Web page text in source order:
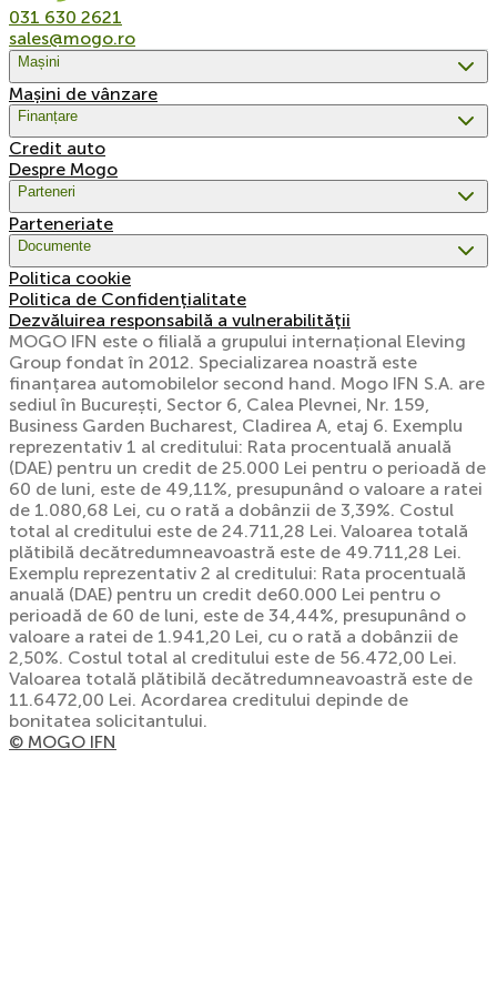
031 630 2621
sales@mogo.ro
Mașini
Mașini de vânzare
Finanțare
Credit auto
Despre Mogo
Parteneri
Parteneriate
Documente
Politica cookie
Politica de Confidențialitate
Dezvăluirea responsabilă a vulnerabilității
MOGO IFN este o filială a grupului internațional Eleving
Group fondat în 2012. Specializarea noastră este
finanțarea automobilelor second hand. Mogo IFN S.A. are
sediul în București, Sector 6, Calea Plevnei, Nr. 159,
Business Garden Bucharest, Cladirea A, etaj 6. Exemplu
reprezentativ 1 al creditului: Rata procentuală anuală
(DAE) pentru un credit de 25.000 Lei pentru o perioadă de
60 de luni, este de 49,11%, presupunând o valoare a ratei
de 1.080,68 Lei, cu o rată a dobânzii de 3,39%. Costul
total al creditului este de 24.711,28 Lei. Valoarea totală
plătibilă decătredumneavoastră este de 49.711,28 Lei.
Exemplu reprezentativ 2 al creditului: Rata procentuală
anuală (DAE) pentru un credit de60.000 Lei pentru o
perioadă de 60 de luni, este de 34,44%, presupunând o
valoare a ratei de 1.941,20 Lei, cu o rată a dobânzii de
2,50%. Costul total al creditului este de 56.472,00 Lei.
Valoarea totală plătibilă decătredumneavoastră este de
11.6472,00 Lei. Acordarea creditului depinde de
bonitatea solicitantului.
© MOGO IFN